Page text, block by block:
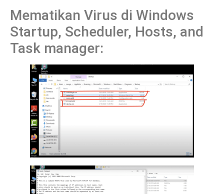
Mematikan Virus di Windows
Startup, Scheduler, Hosts, and
Task manager: